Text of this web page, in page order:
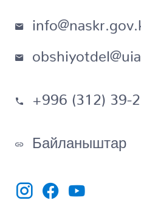
+996 (312) 39-
Байланыштар